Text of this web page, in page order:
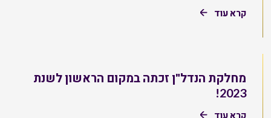
קרא עוד
מחלקת הנדל"ן זכתה במקום הראשון לשנת
2023!
קרא עוד